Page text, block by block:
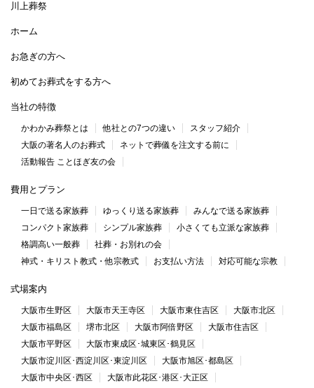
川上葬祭
ホーム
お急ぎの方へ
初めてお葬式をする方へ
当社の特徴
かわかみ葬祭とは 他社との7つの違い
スタッフ紹介
大阪の著名人のお葬式
ネットで葬儀を注文する前に
活動報告 ことほぎ友の会
費用とプラン
一日で送る家族葬 ゆっくり送る家族葬
みんなで送る家族葬
コンパクト家族葬
シンプル家族葬
小さくても立派な家族葬
格調高い一般葬
社葬・お別れの会
神式・キリスト教式・他宗教式
お支払い方法 対応可能な宗教
式場案内
大阪市生野区 大阪市天王寺区 大阪市東住吉区
大阪市北区
大阪市福島区
堺市北区 大阪市阿倍野区
大阪市住吉区
大阪市平野区
大阪市東成区･城東区･鶴見区
大阪市淀川区･西淀川区･東淀川区
大阪市旭区･都島区
大阪市中央区･西区
大阪市此花区･港区･大正区